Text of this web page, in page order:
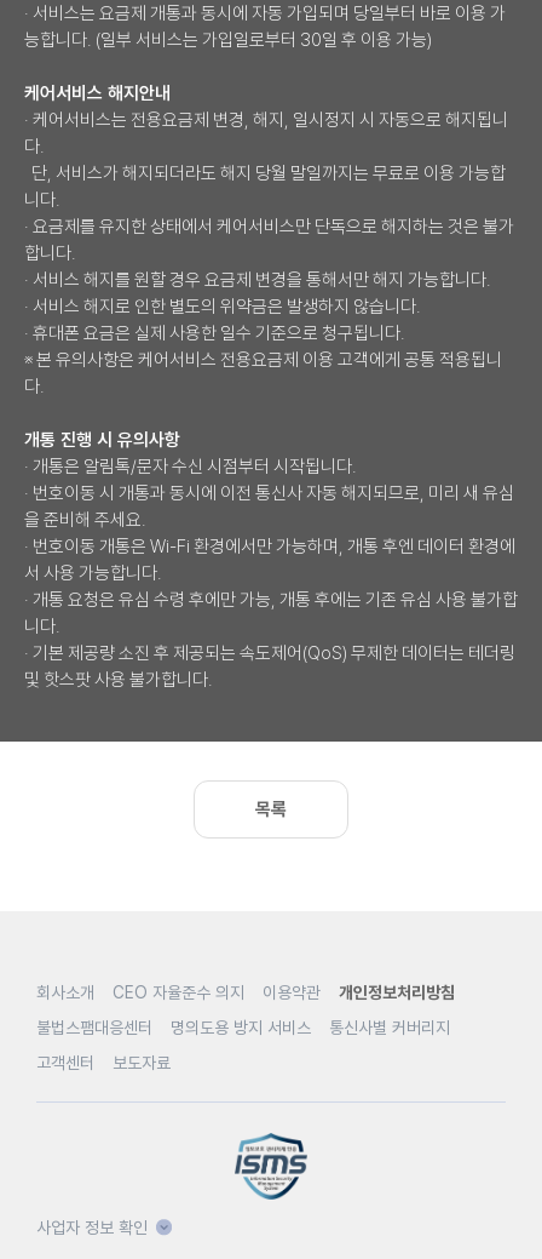
· 서비스는 요금제 개통과 동시에 자동 가입되며 당일부터 바로 이용 가
능합니다. (일부 서비스는 가입일로부터 30일 후 이용 가능)
케어서비스 해지안내
· 케어서비스는 전용요금제 변경, 해지, 일시정지 시 자동으로 해지됩니
다.
단, 서비스가 해지되더라도 해지 당월 말일까지는 무료로 이용 가능합
니다.
· 요금제를 유지한 상태에서 케어서비스만 단독으로 해지하는 것은 불가
합니다.
· 서비스 해지를 원할 경우 요금제 변경을 통해서만 해지 가능합니다.
· 서비스 해지로 인한 별도의 위약금은 발생하지 않습니다.
· 휴대폰 요금은 실제 사용한 일수 기준으로 청구됩니다.
※ 본 유의사항은 케어서비스 전용요금제 이용 고객에게 공통 적용됩니
다.
개통 진행 시 유의사항
· 개통은 알림톡/문자 수신 시점부터 시작됩니다.
· 번호이동 시 개통과 동시에 이전 통신사 자동 해지되므로, 미리 새 유심
을 준비해 주세요.
· 번호이동 개통은 Wi-Fi 환경에서만 가능하며, 개통 후엔 데이터 환경에
서 사용 가능합니다.
· 개통 요청은 유심 수령 후에만 가능, 개통 후에는 기존 유심 사용 불가합
니다.
· 기본 제공량 소진 후 제공되는 속도제어(QoS) 무제한 데이터는 테더링
및 핫스팟 사용 불가합니다.
목록
회사소개 CEO 자율준수 의지 이용약관
개인정보처리방침
불법스팸대응센터
명의도용 방지 서비스
통신사별 커버리지
고객센터
보도자료
사업자 정보 확인